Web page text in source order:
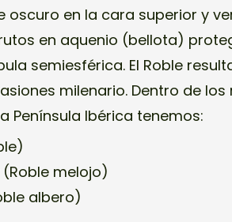
oscuro en la cara superior y
en aquenio (bellota)
semiesférica. El Roble
milenario. Dentro de los
Península Ibérica tenemos:
(Roble melojo)
albero)